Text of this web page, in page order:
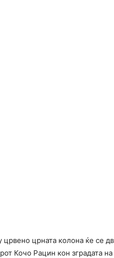
црвено црната колона ќе се
Кочо Рацин кон зградата